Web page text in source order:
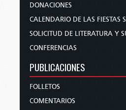
DONACIONES
CALENDARIO DE LAS FIESTAS
SOLICITUD DE LITERATURA Y
CONFERENCIAS
PUBLICACIONES
FOLLETOS
COMENTARIOS